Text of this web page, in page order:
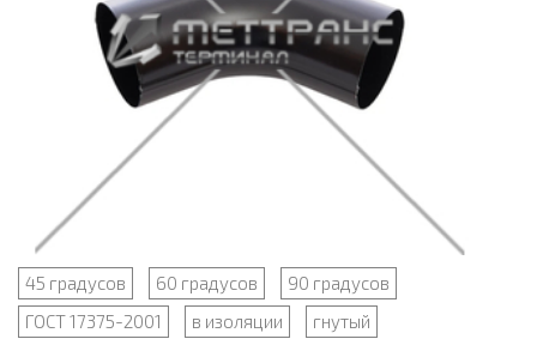
45 градусов 60 градусов
90 градусов
ГОСТ 17375-2001
в изоляции
гнутый